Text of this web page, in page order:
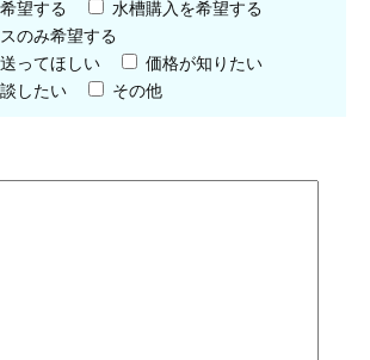
望する
水槽購入を希望する
のみ希望する
ってほしい
価格が知りたい
したい
その他